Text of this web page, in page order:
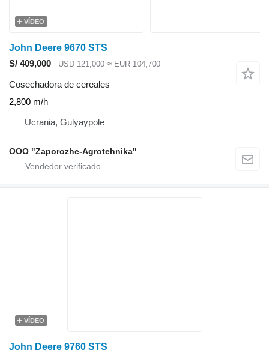
VÍDEO
John Deere 9670 STS
S/ 409,000
USD 121,000 ≈ EUR 104,700
Cosechadora de cereales
2,800 m/h
Ucrania, Gulyaypole
OOO "Zaporozhe-Agrotehnika"
VÍDEO
John Deere 9760 STS